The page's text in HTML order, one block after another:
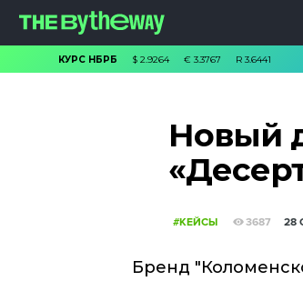
КУРС НБРБ $ 2.9264 € 3.3767 R 3.6441
Новый
#КЕЙСЫ 3687 28
Бренд